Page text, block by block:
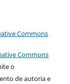
Commons
Commons
o
de autoria e